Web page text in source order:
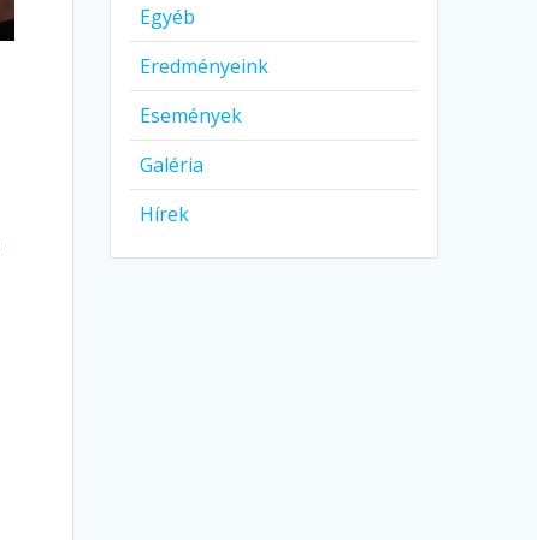
Egyéb
Eredményeink
Események
Galéria
Hírek